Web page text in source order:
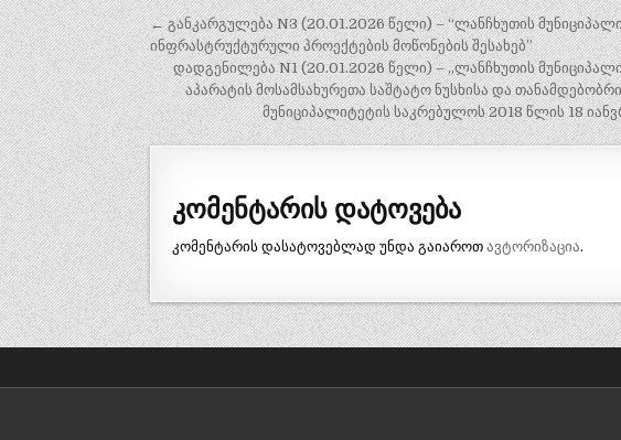
პ
ო
ს
ტ
ვ
ი
გ
ა
← განკარგულება N3 (20.01.2026 წელი) – “ლანჩხუთის
ინფრასტრუქტურული პროექტების მოწონების შესახებ”
დადგენილება N1 (20.01.2026 წელი) – „ლანჩხუთის
აპარატის მოსამსახურეთა საშტატო ნუსხისა და
მუნიციპალიტეტის საკრებულოს 2018 წლის 18
კომენტარის დატოვება
კომენტარის დასატოვებლად უნდა გაიაროთავტორიზაცია.